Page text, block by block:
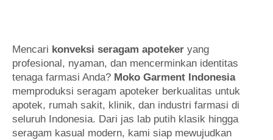
Mencari konveksi seragam apoteker yang
profesional, nyaman, dan mencerminkan identitas
tenaga farmasi Anda? Moko Garment Indonesia
memproduksi seragam apoteker berkualitas untuk
apotek, rumah sakit, klinik, dan industri farmasi di
seluruh Indonesia. Dari jas lab putih klasik hingga
seragam kasual modern, kami siap mewujudkan